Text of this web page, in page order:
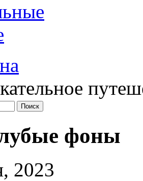
фоны
2023